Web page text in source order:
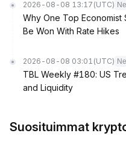
2026-08-08 13:17 (UTC)
Why One Top Economist
Be Won With Rate Hikes
2026-08-08 03:01 (UTC)
TBL Weekly #180: US
and Liquidity
Suosituimmat